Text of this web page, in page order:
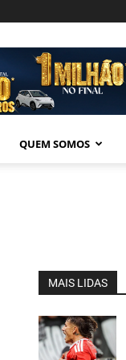
QUEM SOMOS
MAIS LIDAS